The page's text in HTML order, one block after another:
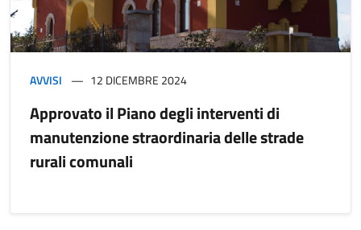
AVVISI 12 DICEMBRE 2024
Approvato il Piano degli interventi di
manutenzione straordinaria delle strade
rurali comunali